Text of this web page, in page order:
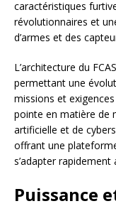
caractéristiques
révolutionnaires et
d’armes et des
L’architecture du
permettant une
missions et
pointe en matière de
artificielle et de
offrant une
s’adapter
Puissance